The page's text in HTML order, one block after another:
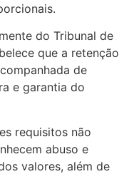
do Tribunal de
que a retenção
de
e garantia do
requisitos não
abuso e
valores, além de